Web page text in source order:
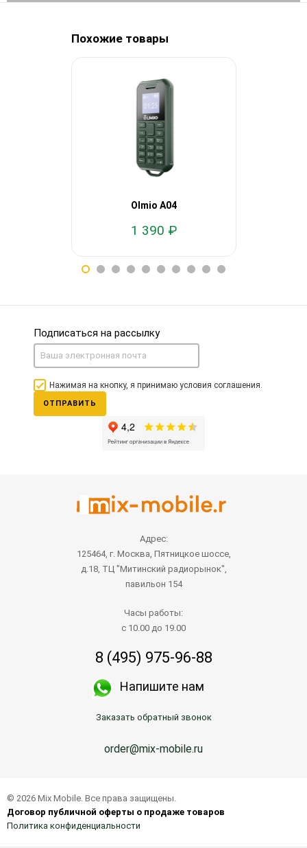
Похожие товары
Olmio A04
1 390 ₽
Подписаться на рассылку
Нажимая на кнопку, я принимаю условия соглашения.
ОТПРАВИТЬ
Адрес:
125464, г. Москва, Пятницкое шоссе,
д.18, ТЦ "Митинский радиорынок",
павильон 154
Часы работы:
с 10.00 до 19.00
8 (495) 975-96-88
Напишите нам
Заказать обратный звонок
order@mix-mobile.ru
© 2026 Mix Mobile. Все права защищены.
Договор публичной оферты о продаже товаров
Политика конфиденциальности